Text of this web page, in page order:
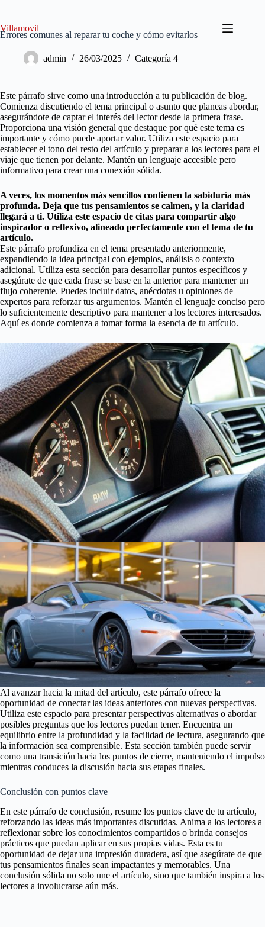
contenido
Villamovil
Errores comunes al reparar tu coche y cómo evitarlos
admin 26/03/2025 Categoría 4
Este párrafo sirve como una introducción a tu publicación de blog.
Comienza discutiendo el tema principal o asunto que planeas abordar,
asegurándote de captar el interés del lector desde la primera frase.
Proporciona una visión general que destaque por qué este tema es
importante y cómo puede aportar valor. Utiliza este espacio para
establecer el tono del resto del artículo y preparar a los lectores para el
viaje que tienen por delante. Mantén un lenguaje accesible pero
informativo para crear una conexión sólida.
A veces, los momentos más sencillos contienen la sabiduría más
profunda. Deja que tus pensamientos se calmen, y la claridad
llegará a ti. Utiliza este espacio de citas para compartir algo
inspirador o reflexivo, alineado perfectamente con el tema de tu
artículo.
Este párrafo profundiza en el tema presentado anteriormente,
expandiendo la idea principal con ejemplos, análisis o contexto
adicional. Utiliza esta sección para desarrollar puntos específicos y
asegúrate de que cada frase se base en la anterior para mantener un
flujo coherente. Puedes incluir datos, anécdotas u opiniones de
expertos para reforzar tus argumentos. Mantén el lenguaje conciso pero
lo suficientemente descriptivo para mantener a los lectores interesados.
Aquí es donde comienza a tomar forma la esencia de tu artículo.
Al avanzar hacia la mitad del artículo, este párrafo ofrece la
oportunidad de conectar las ideas anteriores con nuevas perspectivas.
Utiliza este espacio para presentar perspectivas alternativas o abordar
posibles preguntas que los lectores puedan tener. Encuentra un
equilibrio entre la profundidad y la facilidad de lectura, asegurando que
la información sea comprensible. Esta sección también puede servir
como una transición hacia los puntos de cierre, manteniendo el impulso
mientras conduces la discusión hacia sus etapas finales.
Conclusión con puntos clave
En este párrafo de conclusión, resume los puntos clave de tu artículo,
reforzando las ideas más importantes discutidas. Anima a los lectores a
reflexionar sobre los conocimientos compartidos o brinda consejos
prácticos que puedan aplicar en sus propias vidas. Esta es tu
oportunidad de dejar una impresión duradera, así que asegúrate de que
tus pensamientos finales sean impactantes y memorables. Una
conclusión sólida no solo une el artículo, sino que también inspira a los
lectores a involucrarse aún más.